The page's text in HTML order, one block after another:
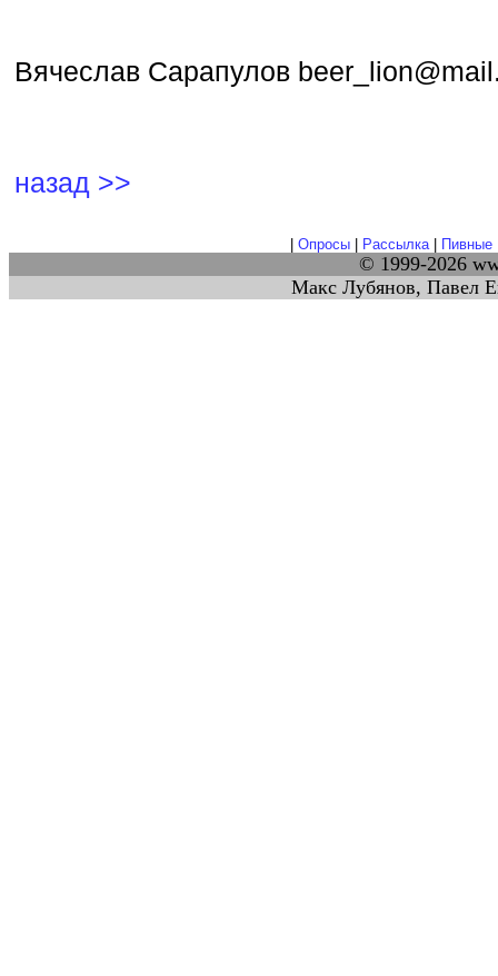
Вячеслав Сарапулов
назад >>
Опросы| Рассылка| Пивные
© 1999-2026
Макс Лубянов, Павел